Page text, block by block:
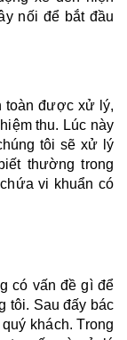
nối để bắt đầu
toàn được xử lý,
thu. Lúc này
tôi sẽ xử lý
thường trong
vi khuẩn có
có vấn đề gì để
tôi. Sau đấy bác
khách. Trong